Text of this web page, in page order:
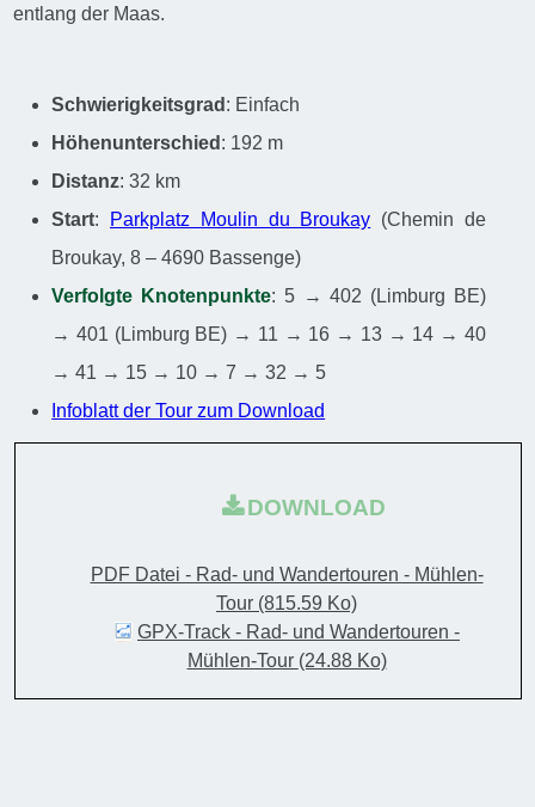
entlang der Maas.
Schwierigkeitsgrad : Einfach
Höhenunterschied : 192 m
Distanz: 32 km
Start: Parkplatz Moulin du Broukay (Chemin de
Broukay, 8 – 4690 Bassenge)
Verfolgte Knotenpunkte: 5 → 402 (Limburg BE)
→ 401 (Limburg BE) → 11 → 16 → 13 → 14 → 40
→ 41 → 15 → 10 → 7 → 32 → 5
Infoblatt der Tour zum Download
DOWNLOAD
PDF Datei - Rad- und Wandertouren - Mühlen-
Tour (815.59 Ko)
GPX-Track - Rad- und Wandertouren -
Mühlen-Tour (24.88 Ko)